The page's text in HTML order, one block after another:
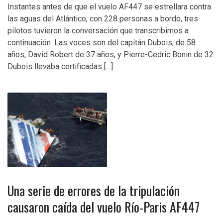
Instantes antes de que el vuelo AF447 se estrellara contra
las aguas del Atlántico, con 228 personas a bordo, tres
pilotos tuvieron la conversación que transcribimos a
continuación. Las voces son del capitán Dubois, de 58
años, David Robert de 37 años, y Pierre-Cedric Bonin de 32.
Dubois llevaba certificadas […]
Una serie de errores de la tripulación
causaron caída del vuelo Río-Paris AF447